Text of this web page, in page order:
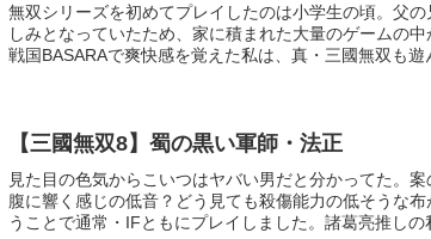
無双シリーズを初めてプレイしたのは小学生の頃。父
しみとなっていたため、家に積まれた大量のゲームの
戦国BASARAで爽快感を覚えた私は、真・三國無双も遊
【三國無双8】蜀の黒い軍師・法正
見た目の色気からこいつはヤバい男だと分かってた。
腹に響く感じの低音？どう見ても殺傷能力の低そうな
うことで通常・IFともにプレイしました。諸葛亮推しの